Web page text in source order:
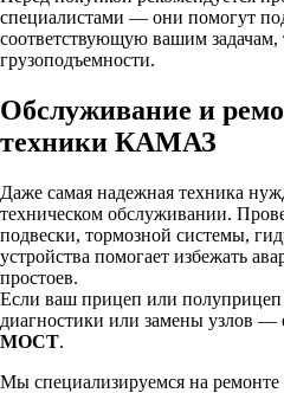
специалистами — они помогут
соответствующую вашим задачам,
грузоподъемности.
Обслуживание и
техники КАМАЗ
Даже самая надежная техника
техническом обслуживании.
подвески, тормозной системы,
устройства помогает избежать
простоев.
Если ваш прицеп или полуприцеп
диагностики или замены узлов —
МОСТ.
Мы специализируемся на ремонте